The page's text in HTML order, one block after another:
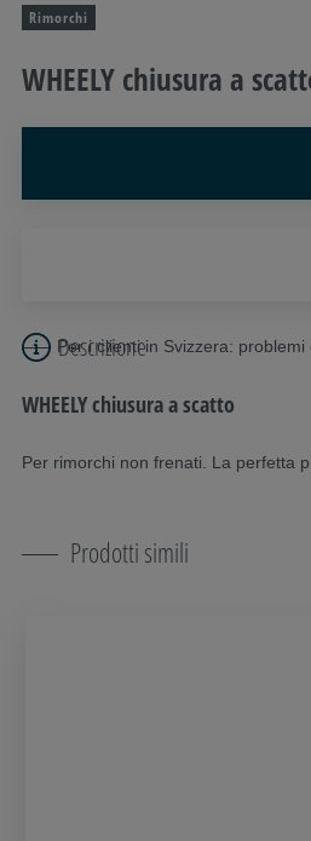
Rimorchi
WHEELY chiusura a
Per i clienti in Svizzera:
Descrizione
WHEELY chiusura a scatto
Per rimorchi non frenati. La perfetta
Prodotti simili